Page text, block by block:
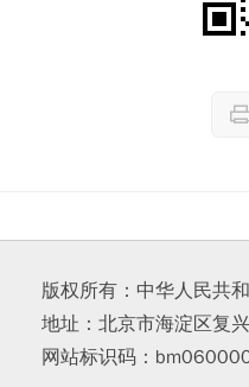
版权所有：中华人民共
地址：北京市海淀区
网站标识码：